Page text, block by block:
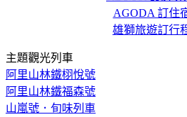
AGODA 訂住
雄獅旅遊訂行
主題觀光列車
阿里山林鐵栩悅號
阿里山林鐵福森號
山嵐號．旬味列車